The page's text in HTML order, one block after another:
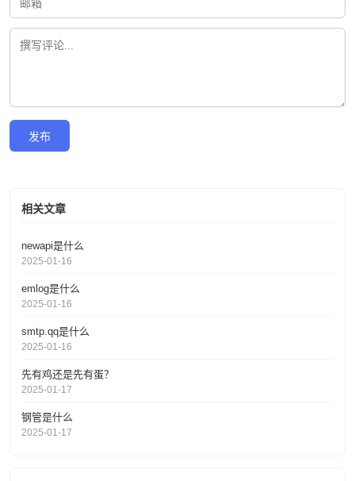
发布
相关文章
newapi是什么
2025-01-16
emlog是什么
2025-01-16
smtp.qq是什么
2025-01-16
先有鸡还是先有蛋？
2025-01-17
钢管是什么
2025-01-17